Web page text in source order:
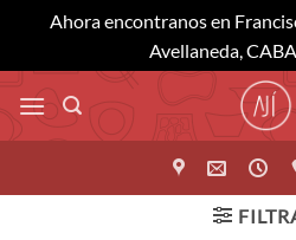
Ahora encontranos en
Avellaneda, CABA
Saltar
al
contenido